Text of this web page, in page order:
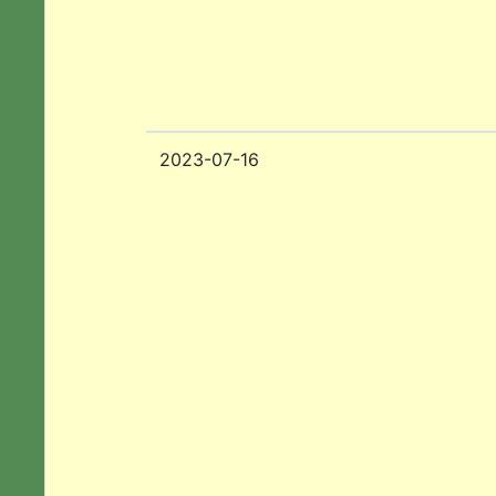
2023-07-16